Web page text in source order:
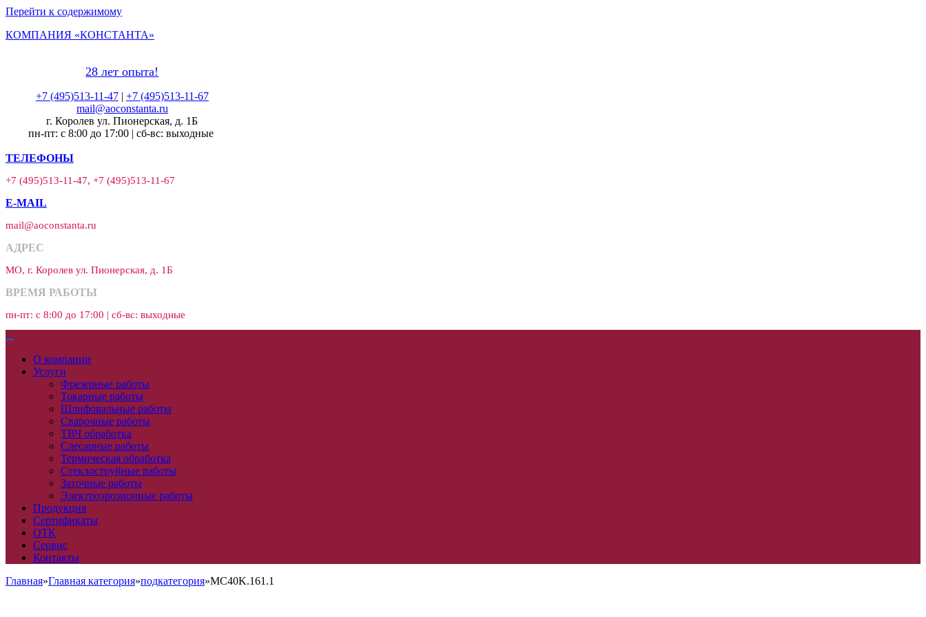
Перейти к содержимому
КОМПАНИЯ «КОНСТАНТА»
28 лет опыта!
+7 (495)513-11-47| +7 (495)513-11-67
mail@aoconstanta.ru
г. Королев ул. Пионерская, д. 1Б
пн-пт: с 8:00 до 17:00 | сб-вс: выходные
ТЕЛЕФОНЫ
+7 (495)513-11-47, +7 (495)513-11-67
E-MAIL
mail@aoconstanta.ru
АДРЕС
МО, г. Королев ул. Пионерская, д. 1Б
ВРЕМЯ РАБОТЫ
пн-пт: с 8:00 до 17:00 | сб-вс: выходные
О компании
Услуги
Фрезерные работы
Токарные работы
Шлифовальные работы
Сварочные работы
ТВЧ обработка
Слесарные работы
Термическая обработка
Стеклоструйные работы
Заточные работы
Электроэрозионные работы
Продукция
Сертификаты
ОТК
Сервис
Контакты
Главная»Главная категория»подкатегория»MC40K.161.1